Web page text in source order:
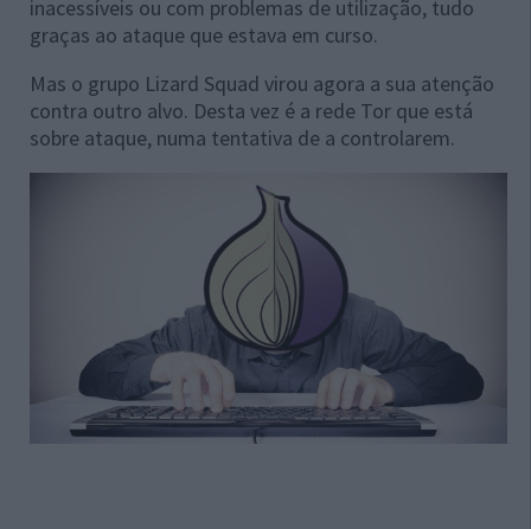
inacessíveis ou com problemas de utilização, tudo
graças ao ataque que estava em curso.
Mas o grupo Lizard Squad virou agora a sua atenção
contra outro alvo. Desta vez é a rede Tor que está
sobre ataque, numa tentativa de a controlarem.